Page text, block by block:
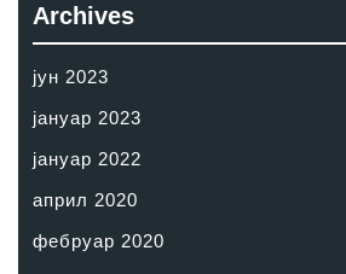
Archives
јун 2023
јануар 2023
јануар 2022
април 2020
фебруар 2020